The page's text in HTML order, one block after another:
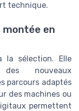
technique.
en
la sélection. Elle
nouveaux
parcours adaptés
des machines ou
permettent